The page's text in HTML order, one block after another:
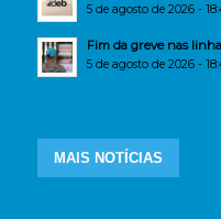
5 de agosto de 2026 -
Fim da greve nas
5 de agosto de 2026 -
MAIS NOTÍCIAS